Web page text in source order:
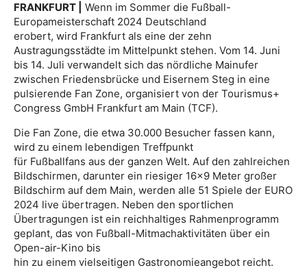
FRANKFURT |
Wenn im Sommer die Fußball-
Europameisterschaft 2024 Deutschland
erobert, wird Frankfurt als eine der zehn
Austragungsstädte im Mittelpunkt stehen. Vom 14. Juni
bis 14. Juli verwandelt sich das nördliche Mainufer
zwischen Friedensbrücke und Eisernem Steg in eine
pulsierende Fan Zone, organisiert von der Tourismus+
Congress GmbH Frankfurt am Main (TCF).
Die Fan Zone, die etwa 30.000 Besucher fassen kann,
wird zu einem lebendigen Treffpunkt
für Fußballfans aus der ganzen Welt. Auf den zahlreichen
Bildschirmen, darunter ein riesiger 16×9 Meter großer
Bildschirm auf dem Main, werden alle 51 Spiele der EURO
2024 live übertragen. Neben den sportlichen
Übertragungen ist ein reichhaltiges Rahmenprogramm
geplant, das von Fußball-Mitmachaktivitäten über ein
Open-air-Kino bis
hin zu einem vielseitigen Gastronomieangebot reicht.